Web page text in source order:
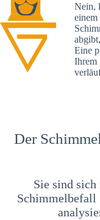
Nein,
Eine
Ihrem
Der
Sie sind
Schimmelbefall